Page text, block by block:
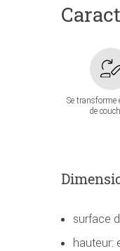
Se transforme
de
surface
hauteur: